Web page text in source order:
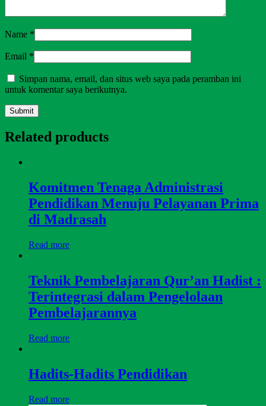
Name *
Email *
Simpan nama, email, dan situs web saya pada peramban ini
untuk komentar saya berikutnya.
Related products
Komitmen Tenaga Administrasi
Pendidikan Menuju Pelayanan Prima
di Madrasah
Read more
Teknik Pembelajaran Qur’an Hadist :
Terintegrasi dalam Pengelolaan
Pembelajarannya
Read more
Hadits-Hadits Pendidikan
Read more